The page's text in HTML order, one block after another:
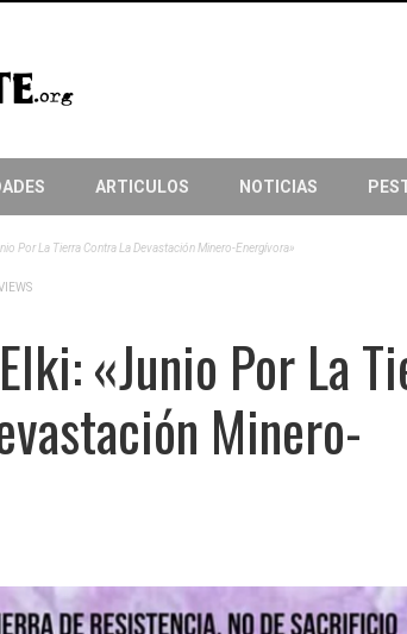
ARTICULOS NOTICIAS
Por La Tierra Contra La Devastación Minero-Energívora»
«Junio Por La
Minero-